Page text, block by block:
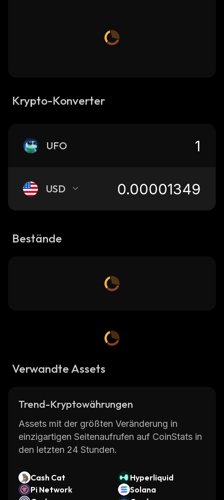
Krypto-Konverter
UFO
USD
Bestände
Verwandte Assets
Trend-Kryptowährungen
Assets mit der größten Veränderung in
einzigartigen Seitenaufrufen auf CoinStats in
den letzten 24 Stunden.
Cash Cat
Hyperliquid
Pi Network
Solana